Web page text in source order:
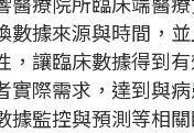
據來源與時間，
讓臨床數據得到
際需求，達到與
監控與預測等相關